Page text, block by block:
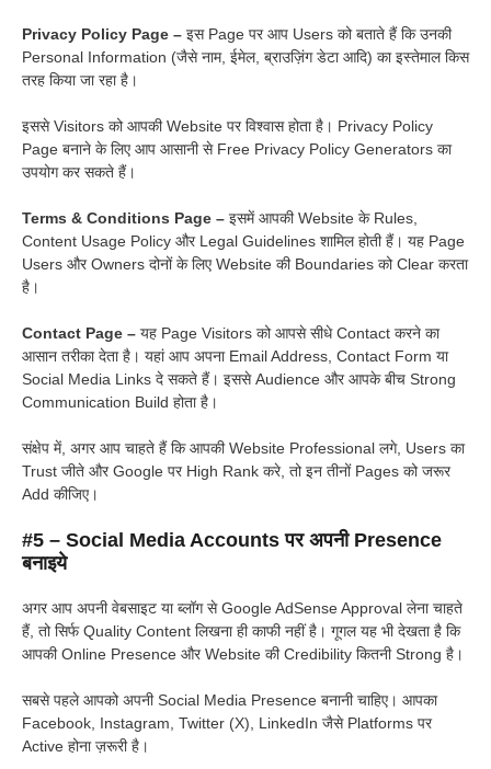
Privacy Policy Page – इस Page पर आप Users को बताते हैं कि उनकी
Personal Information (जैसे नाम, ईमेल, ब्राउज़िंग डेटा आदि) का इस्तेमाल किस
तरह किया जा रहा है।
इससे Visitors को आपकी Website पर विश्वास होता है। Privacy Policy
Page बनाने के लिए आप आसानी से Free Privacy Policy Generators का
उपयोग कर सकते हैं।
Terms & Conditions Page – इसमें आपकी Website के Rules,
Content Usage Policy और Legal Guidelines शामिल होती हैं। यह Page
Users और Owners दोनों के लिए Website की Boundaries को Clear करता
है।
Contact Page – यह Page Visitors को आपसे सीधे Contact करने का
आसान तरीका देता है। यहां आप अपना Email Address, Contact Form या
Social Media Links दे सकते हैं। इससे Audience और आपके बीच Strong
Communication Build होता है।
संक्षेप में, अगर आप चाहते हैं कि आपकी Website Professional लगे, Users का
Trust जीते और Google पर High Rank करे, तो इन तीनों Pages को जरूर
Add कीजिए।
#5 – Social Media Accounts पर अपनी Presence
बनाइये
अगर आप अपनी वेबसाइट या ब्लॉग से Google AdSense Approval लेना चाहते
हैं, तो सिर्फ Quality Content लिखना ही काफी नहीं है। गूगल यह भी देखता है कि
आपकी Online Presence और Website की Credibility कितनी Strong है।
सबसे पहले आपको अपनी Social Media Presence बनानी चाहिए। आपका
Facebook, Instagram, Twitter (X), LinkedIn जैसे Platforms पर
Active होना ज़रूरी है।